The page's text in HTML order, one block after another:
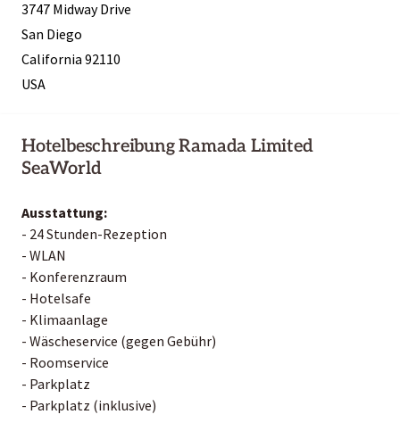
3747 Midway Drive
San Diego
California 92110
USA
Hotelbeschreibung Ramada Limited
SeaWorld
Ausstattung:
- 24 Stunden-Rezeption
- WLAN
- Konferenzraum
- Hotelsafe
- Klimaanlage
- Wäscheservice (gegen Gebühr)
- Roomservice
- Parkplatz
- Parkplatz (inklusive)